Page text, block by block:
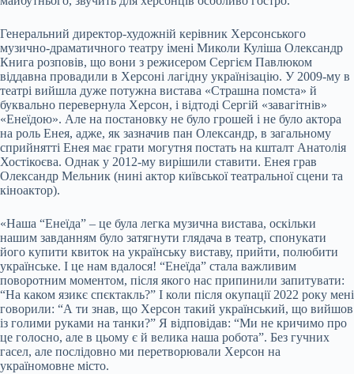
Генеральний директор-художній керівник Херсонського
музично-драматичного театру імені Миколи Куліша Олександр
Книга розповів, що вони з режисером Сергієм Павлюком
віддавна провадили в Херсоні лагідну українізацію. У 2009-му в
театрі вийшла дуже потужна вистава «Страшна помста» й
буквально перевернула Херсон, і відтоді Сергій «завагітнів»
«Енеїдою». Але на постановку не було грошей і не було актора
на роль Енея, адже, як зазначив пан Олександр, в загальному
сприйнятті Енея має грати могутня постать на кшталт Анатолія
Хостікоєва. Однак у 2012-му вирішили ставити. Енея грав
Олександр Мельник (нині актор київської театральної сцени та
кіноактор).
«Наша “Енеїда” – це була легка музична вистава, оскільки
нашим завданням було затягнути глядача в театр, спонукати
його купити квиток на українську виставу, прийти, полюбити
українське. І це нам вдалося! “Енеїда” стала важливим
поворотним моментом, після якого нас припинили запитувати:
“На каком язикє спєктакль?” І коли після окупації 2022 року мені
говорили: “А ти знав, що Херсон такий український, що вийшов
із голими руками на танки?” Я відповідав: “Ми не кричимо про
це голосно, але в цьому є й велика наша робота”. Без гучних
гасел, але послідовно ми перетворювали Херсон на
україномовне місто.